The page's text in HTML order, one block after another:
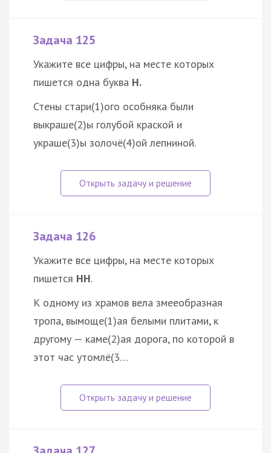
Задача 125
Укажите все цифры, на месте которых
пишется одна буква Н.
Стены стари(1)ого особняка были
выкраше(2)ы голубой краской и
украше(3)ы золочё(4)ой лепниной.
Задача 126
Укажите все цифры, на месте которых
пишется НН.
К одному из храмов вела змееобразная
тропа, вымоще(1)ая белыми плитами, к
другому — каме(2)ая дорога, по которой в
этот час утомлё(3…